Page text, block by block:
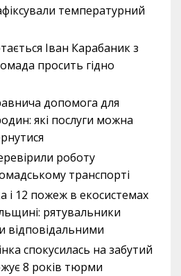
температурний
Іван Карабаник з
просить гідно
допомога для
які послуги можна
роботу
транспорті
і 12 пожеж в екосистемах
рятувальники
відповідальними
спокусилась на забутий
8 років тюрми